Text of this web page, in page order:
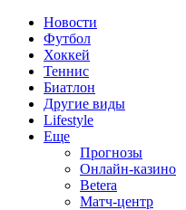
Новости
Футбол
Хоккей
Теннис
Биатлон
Другие виды
Lifestyle
Еще
Прогнозы
Онлайн-казино
Betera
Матч-центр